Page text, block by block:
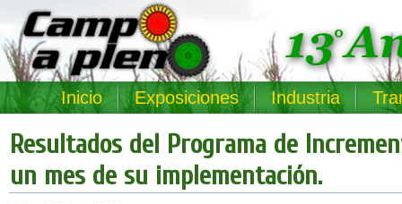
Inicio Exposiciones Industria
Resultados del Programa de
un mes de su implementación.